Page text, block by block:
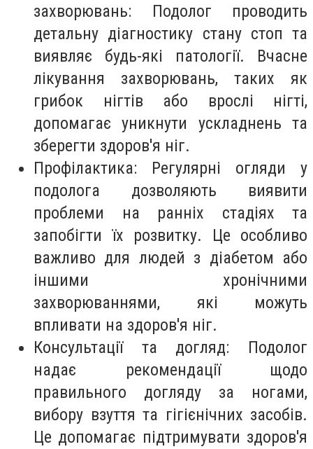
захворювань: Подолог проводить
детальну діагностику стану стоп та
виявляє будь-які патології. Вчасне
лікування захворювань, таких як
грибок нігтів або врослі нігті,
допомагає уникнути ускладнень та
зберегти здоров'я ніг.
Профілактика: Регулярні огляди у
подолога дозволяють виявити
проблеми на ранніх стадіях та
запобігти їх розвитку. Це особливо
важливо для людей з діабетом або
іншими хронічними
захворюваннями, які можуть
впливати на здоров'я ніг.
Консультації та догляд: Подолог
надає рекомендації щодо
правильного догляду за ногами,
вибору взуття та гігієнічних засобів.
Це допомагає підтримувати здоров'я